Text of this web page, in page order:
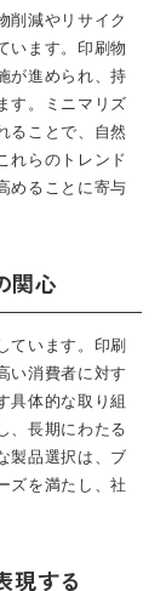
削減やリサイク
います。印刷物
が進められ、持
す。ミニマリズ
ることで、自然
れらのトレンド
めることに寄与
関心
ています。印刷
い消費者に対す
具体的な取り組
、長期にわたる
製品選択は、ブ
ズを満たし、社
現する